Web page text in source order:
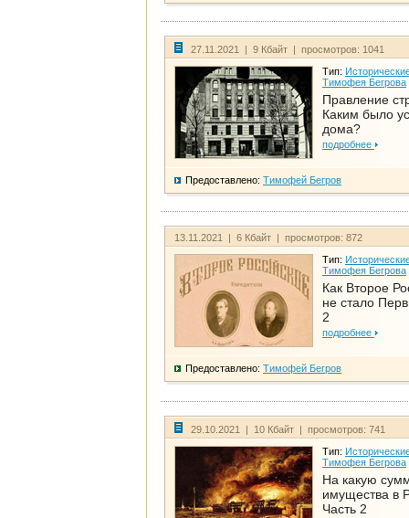
27.11.2021 | 9 Кбайт | просмотров: 1041
Тип:
Тимофея Бегрова
Правление
Каким было
дома?
подробнее
Предоставлено: Тимофей Бегров
13.11.2021 | 6 Кбайт | просмотров: 872
Тип:
Тимофея Бегрова
Как Второе
не стало
2
подробнее
Предоставлено: Тимофей Бегров
29.10.2021 | 10 Кбайт | просмотров: 741
Тип:
Тимофея Бегрова
На какую
имущества в
Часть 2